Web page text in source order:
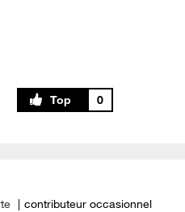
0
contributeur occasionnel